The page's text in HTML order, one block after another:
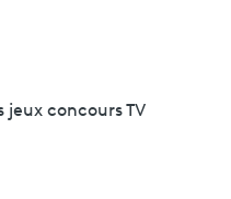
concours TV